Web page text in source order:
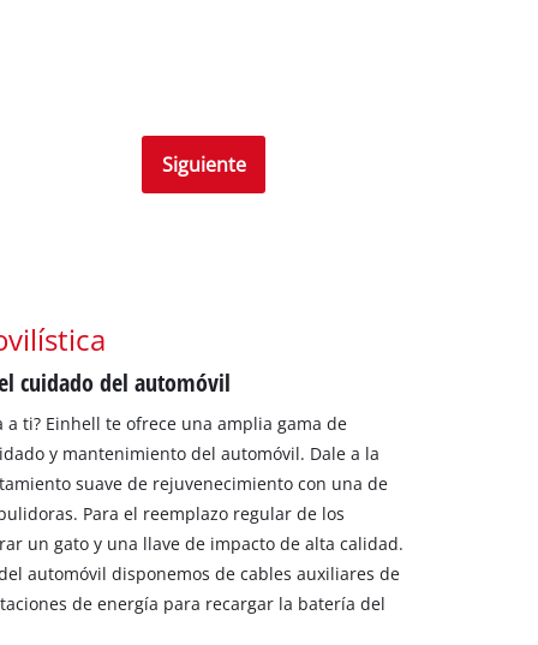
Siguiente
cuidado del automóvil
a ti? Einhell te ofrece una amplia gama de
y mantenimiento del automóvil. Dale a la
suave de rejuvenecimiento con una de
Para el reemplazo regular de los
un gato y una llave de impacto de alta calidad.
automóvil disponemos de cables auxiliares de
de energía para recargar la batería del